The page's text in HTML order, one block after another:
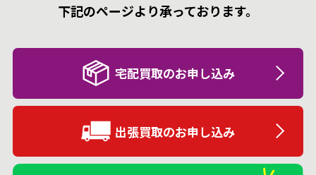
下記のページより承っております。
宅配買取のお申し込み
出張買取のお申し込み